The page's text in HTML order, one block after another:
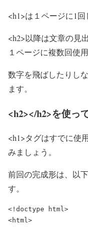
<h1>は１ページに1
<h2>以降は文章の見
１ページに複数回使
数字を飛ばしたりし
ます。
<h2></h2>を使っ
<h1>タグはすでに使
みましょう。
前回の完成形は、以
す。
<!doctype html>
<html>